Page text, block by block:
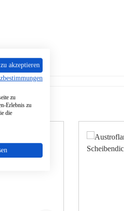
akzeptieren
zu
Erlebnis zu
die